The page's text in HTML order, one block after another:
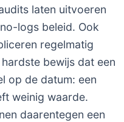
laten uitvoeren
logs beleid. Ook
regelmatig
bewijs dat een
op de datum: een
weinig waarde.
daarentegen een